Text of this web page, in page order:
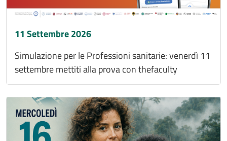
11 Settembre 2026
Simulazione per le Professioni sanitarie: venerdì 11
settembre mettiti alla prova con thefaculty
Immagine